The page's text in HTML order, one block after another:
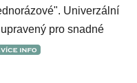
Univerzální
pro snadné